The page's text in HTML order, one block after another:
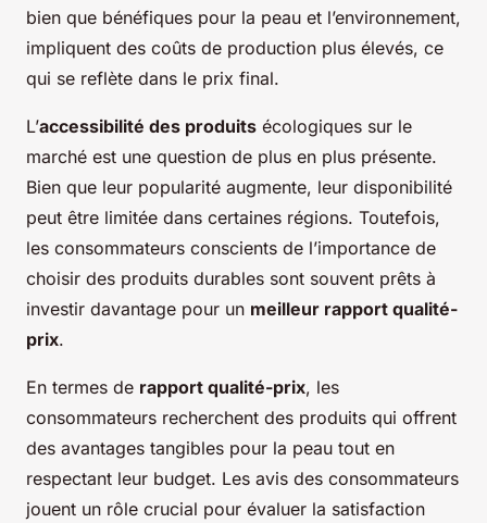
bien que bénéfiques pour la peau et l’environnement,
impliquent des coûts de production plus élevés, ce
qui se reflète dans le prix final.
L’accessibilité des produits écologiques sur le
marché est une question de plus en plus présente.
Bien que leur popularité augmente, leur disponibilité
peut être limitée dans certaines régions. Toutefois,
les consommateurs conscients de l’importance de
choisir des produits durables sont souvent prêts à
investir davantage pour un meilleur rapport qualité-
prix.
En termes de rapport qualité-prix, les
consommateurs recherchent des produits qui offrent
des avantages tangibles pour la peau tout en
respectant leur budget. Les avis des consommateurs
jouent un rôle crucial pour évaluer la satisfaction